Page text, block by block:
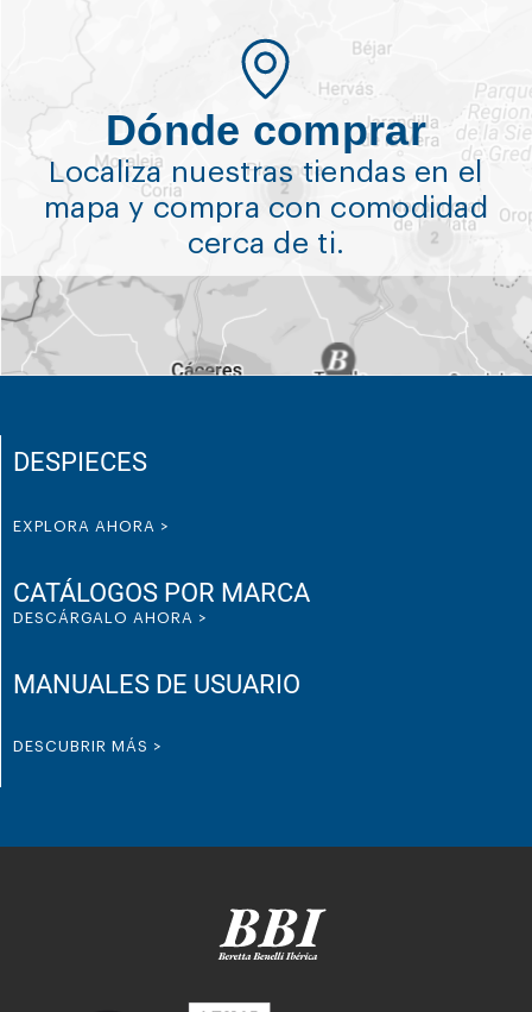
Dónde comprar
Localiza nuestras tiendas en el
mapa y compra con comodidad
cerca de ti.
DESPIECES
EXPLORA AHORA >
CATÁLOGOS POR MARCA
DESCÁRGALO AHORA >
MANUALES DE USUARIO
DESCUBRIR MÁS >